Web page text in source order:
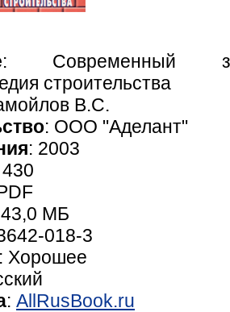
: Современный
строительства
В.С.
: ООО "Аделант"
: 2003
430
МБ
018-3
: Хорошее
: AllRusBook.ru